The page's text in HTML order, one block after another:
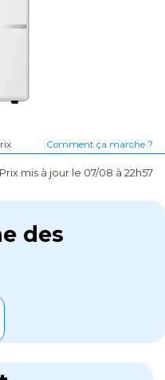
Comment ça marche ?
Prix mis à jour le 07/08 à 22h57
des